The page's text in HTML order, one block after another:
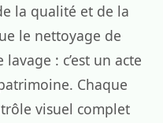
la qualité et de la
le nettoyage de
: c’est un acte
Chaque
visuel complet